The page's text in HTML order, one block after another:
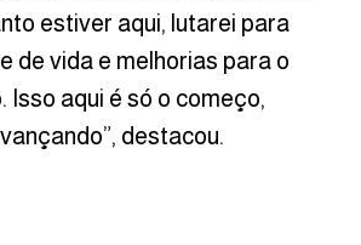
estiver aqui, lutarei para
de vida e melhorias para o
Isso aqui é só o começo,
destacou.